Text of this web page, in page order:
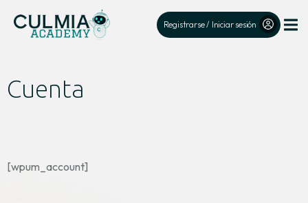
Registrarse / Iniciar sesión
Cuenta
[wpum_account]